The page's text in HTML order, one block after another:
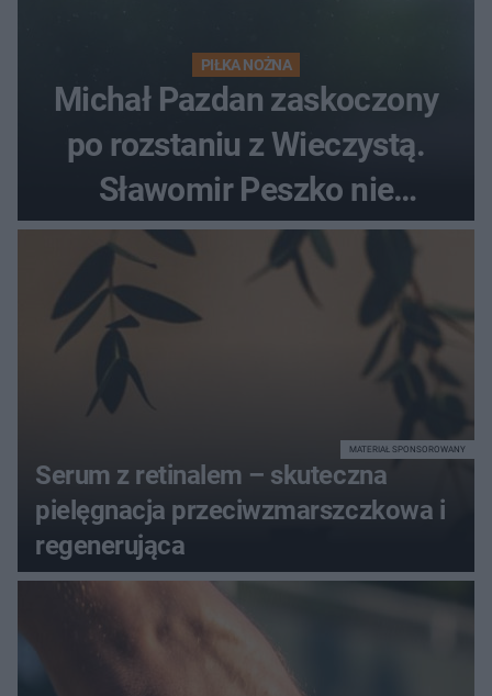
PIŁKA NOŻNA
Michał Pazdan zaskoczony
po rozstaniu z Wieczystą.
Sławomir Peszko nie
dotrzymał słowa?
Serum z retinalem – skuteczna
pielęgnacja przeciwzmarszczkowa i
regenerująca
MATERIAŁ SPONSOROWANY